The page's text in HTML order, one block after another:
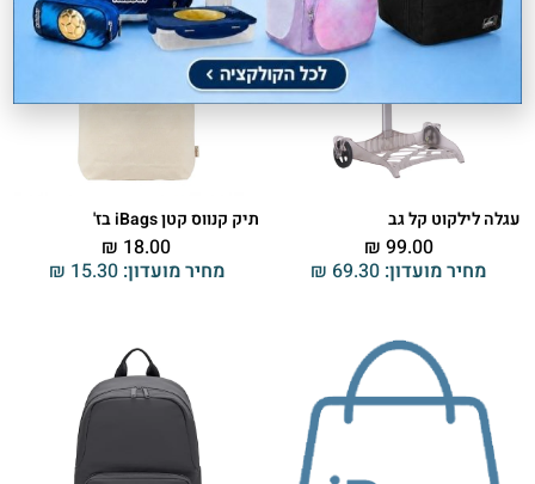
עגלה לילקוט קל גב
מחיר מועדון: ₪ 69.30
₪ 99.00
תיק קנווס קטן iBags בז'
מחיר מועדון: ₪ 15.30
₪ 18.00